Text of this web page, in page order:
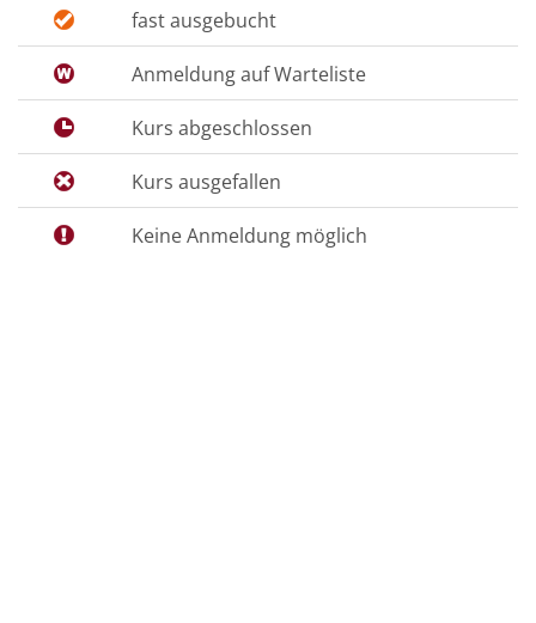
fast ausgebucht
Anmeldung auf Warteliste
Kurs abgeschlossen
Kurs ausgefallen
Keine Anmeldung möglich